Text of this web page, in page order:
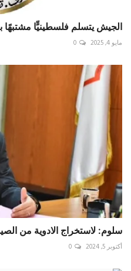
الجيش يتسلم فلسطينيٍّا
مايو 4, 2025 0
سلوم: لاستخراج الادوية من
أكتوبر 5, 2024 0